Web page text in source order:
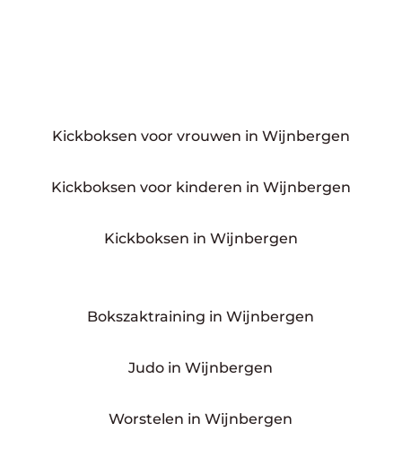
Kickboksen voor vrouwen in Wijnbergen
Kickboksen voor kinderen in Wijnbergen
Kickboksen in Wijnbergen
Bokszaktraining in Wijnbergen
Judo in Wijnbergen
Worstelen in Wijnbergen